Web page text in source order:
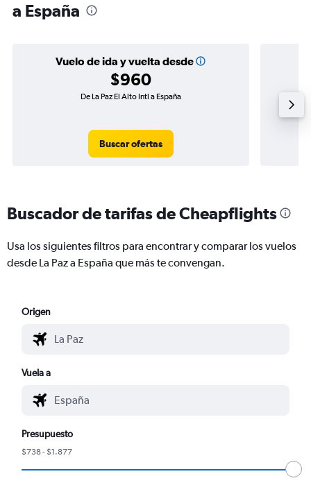
a España
Vuelo de ida y vuelta desde
$960
De La Paz El Alto Intl a España
Buscar ofertas
Buscador de tarifas de Cheapflights
Usa los siguientes filtros para encontrar y comparar los vuelos
desde La Paz a España que más te convengan.
Origen
Vuela a
Presupuesto
$738 - $1.877